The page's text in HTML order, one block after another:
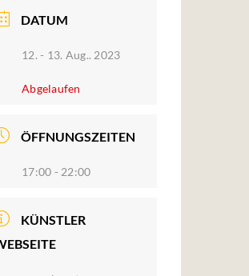
DATUM
12. - 13. Aug.. 2023
Abgelaufen
ÖFFNUNGSZEITEN
17:00 - 22:00
KÜNSTLER